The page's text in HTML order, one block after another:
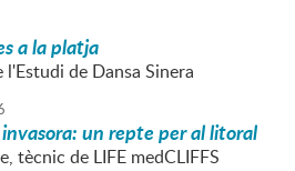
a la platja
de Dansa Sinera
un repte per al litoral
tècnic de LIFE medCLIFFS